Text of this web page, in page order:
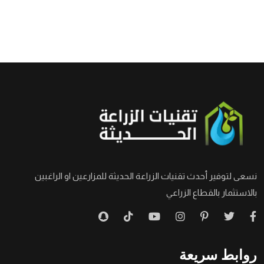
نسعى لتوفير أحدث تقنيات الزراعة الحديثة للمزارعين او الراغبين
بالاستثمار بالقطاع الزراعي
روابط سريعة